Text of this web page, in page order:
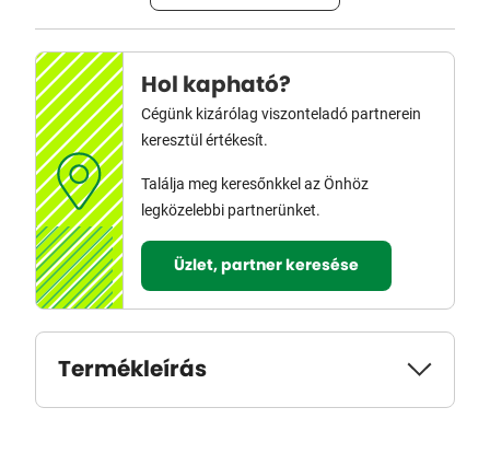
Hol kapható?
Cégünk kizárólag viszonteladó partnerein
keresztül értékesít.
Találja meg keresőnkkel az Önhöz
legközelebbi partnerünket.
Üzlet, partner keresése
Termékleírás